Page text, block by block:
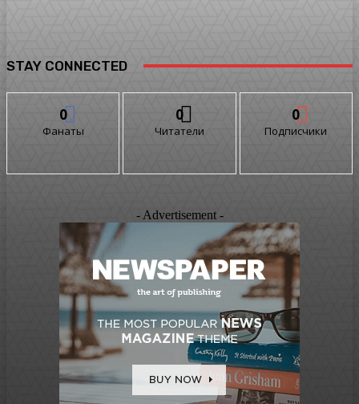
STAY CONNECTED
0
Фанаты
0
Читатели
0
Подписчики
- Advertisement -